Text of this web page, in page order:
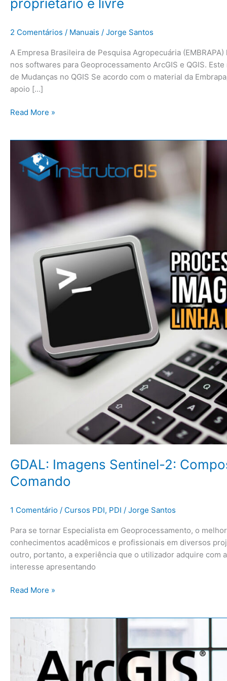
2 Comentários / Manuais / Jorge Santos
A Empresa Brasileira de Pesquisa Agropecuária
nos softwares para Geoprocessamento ArcGIS e QGIS.
de Mudanças no QGIS Se acordo com o material da
apoio […]
Read More »
GDAL: Imagens Sentinel-2:
Comando
1 Comentário / Cursos PDI, PDI / Jorge Santos
Para se tornar Especialista em Geoprocessamento, o
conhecimentos acadêmicos e profissionais em diversos
outro, portanto, a experiência que o utilizador adquire com
interesse apresentando
Imagens
Sentinel-
Recorte
pela
Comando
Read More »
Tutorial
sobre
Operações